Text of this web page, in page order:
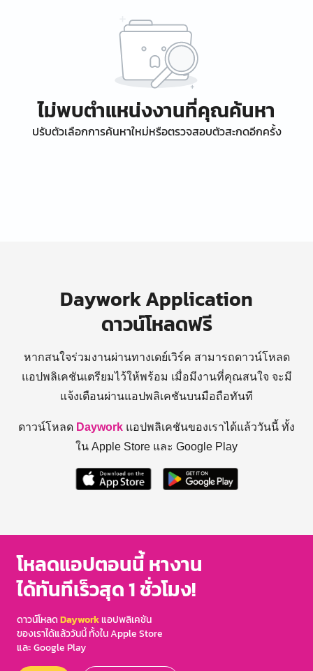
ไม่พบตำแหน่งงานที่คุณค้นหา
ปรับตัวเลือกการค้นหาใหม่หรือตรวจสอบตัวสะกดอีกครั้ง
Daywork Application
ดาวน์โหลดฟรี
หากสนใจร่วมงานผ่านทางเดย์เวิร์ค สามารถดาวน์โหลด
แอปพลิเคชันเตรียมไว้ให้พร้อม เมื่อมีงานที่คุณสนใจ จะมี
แจ้งเตือนผ่านแอปพลิเคชันบนมือถือทันที
ดาวน์โหลด Daywork แอปพลิเคชันของเราได้แล้ววันนี้ ทั้ง
ใน Apple Store และ Google Play
โหลดแอปตอนนี้ หางาน
ได้ทันทีเร็วสุด 1 ชั่วโมง!
ดาวน์โหลดDayworkแอปพลิเคชัน
ของเราได้แล้ววันนี้ ทั้งใน Apple Store
และ Google Play